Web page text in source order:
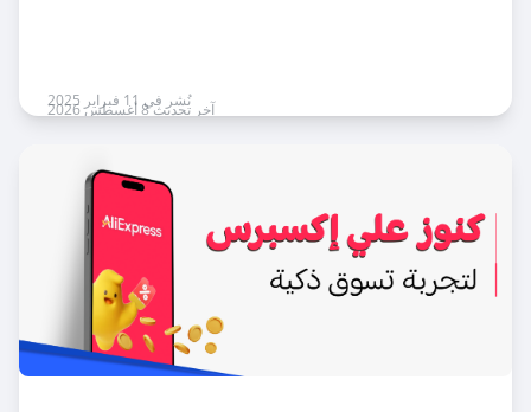
نُشر في 11 فبراير 2025
آخر تحديث 8 أغسطس 2026